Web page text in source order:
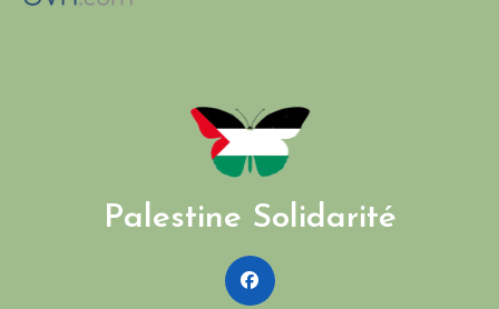
Palestine Solidarité